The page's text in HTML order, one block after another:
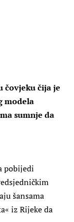
čovjeku čija je
modela
sumnje da
pobijedi
šansama
iz Rijeke da